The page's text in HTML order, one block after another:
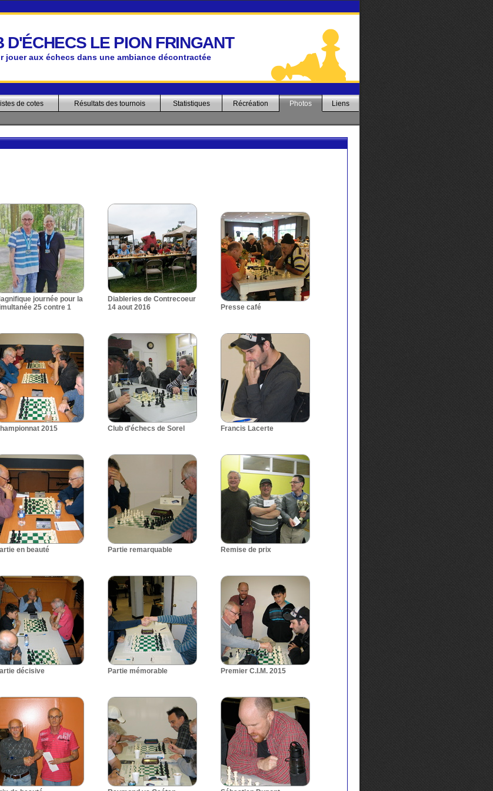
D'ÉCHECS LE PION FRINGANT
jouer aux échecs dans une ambiance décontractée
de cotes Résultats des tournois Statistiques Récréation Photos Liens
journée pour la
25 contre 1
Diableries de Contrecoeur
14 aout 2016
Presse café
2015 Club d'échecs de Sorel Francis Lacerte
en beauté Partie remarquable Remise de prix
décisive Partie mémorable Premier C.I.M. 2015